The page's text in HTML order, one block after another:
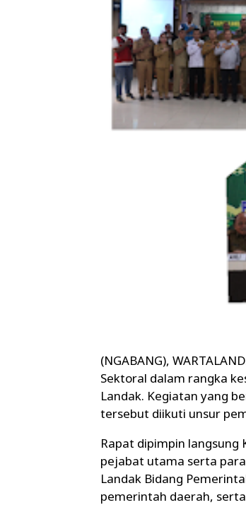
(NGABANG),
Sektoral dalam rangka
Landak. Kegiatan yang
tersebut diikuti unsur
Rapat dipimpin langsung
pejabat utama serta
Landak Bidang
pemerintah daerah,